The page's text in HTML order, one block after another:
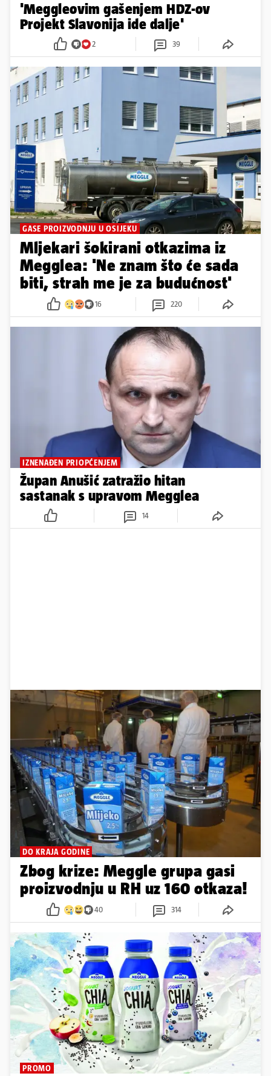
'Meggleovim gašenjem HDZ-ov
Projekt Slavonija ide dalje'
2 39
GASE PROIZVODNJU U OSIJEKU
Mljekari šokirani otkazima iz
Megglea: 'Ne znam što će sada
biti, strah me je za budućnost'
16 220
IZNENAĐEN PRIOPĆENJEM
Župan Anušić zatražio hitan
sastanak s upravom Megglea
14
DO KRAJA GODINE
Zbog krize: Meggle grupa gasi
proizvodnju u RH uz 160 otkaza!
40 314
PROMO